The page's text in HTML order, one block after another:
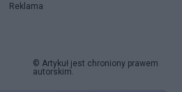
Reklama
© Artykuł jest chroniony prawem
autorskim.